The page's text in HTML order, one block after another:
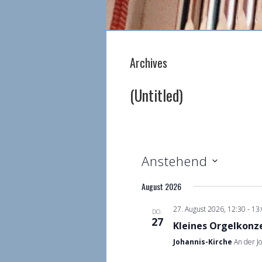
Archives
(Untitled)
Anstehend
wählen.
August 2026
DO.
27
27. August 2026, 12:30 -
Kleines
Johannis-Kirche An der